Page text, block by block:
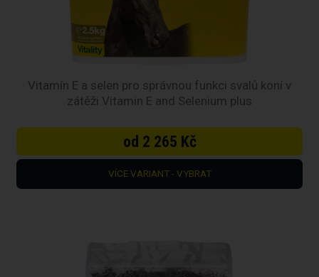
Vitamín E a selen pro správnou funkci svalů koní v
zátěži Vitamin E and Selenium plus
od 2 265 Kč
VÍCE VARIANT - VYBRAT